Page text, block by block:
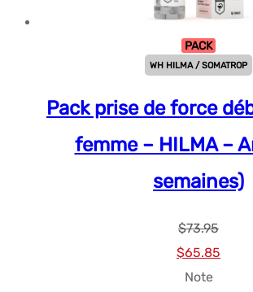
PACK
WH HILMA / SOMATROP
Pack prise de force
femme – HILMA –
semaines)
$73.95
Le
prix
$65.85
Note